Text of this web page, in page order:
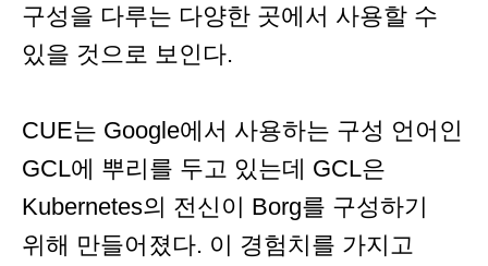
구성을 다루는 다양한 곳에서 사용할 수
있을 것으로 보인다.
CUE는 Google에서 사용하는 구성 언어인
GCL에 뿌리를 두고 있는데 GCL은
Kubernetes의 전신이 Borg를 구성하기
위해 만들어졌다. 이 경험치를 가지고